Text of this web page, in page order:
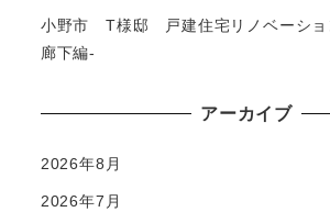
小野市 T様邸 戸建住宅リノベーショ
廊下編-
アーカイブ
2026年8月
2026年7月